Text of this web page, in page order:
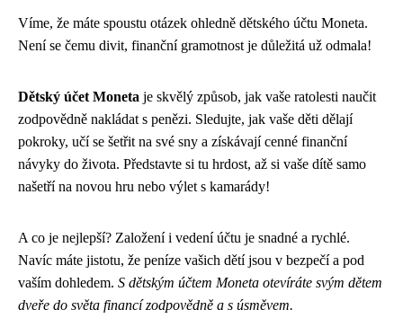
Víme, že máte spoustu otázek ohledně dětského účtu Moneta.
Není se čemu divit, finanční gramotnost je důležitá už odmala!
Dětský účet Moneta je skvělý způsob, jak vaše ratolesti naučit
zodpovědně nakládat s penězi. Sledujte, jak vaše děti dělají
pokroky, učí se šetřit na své sny a získávají cenné finanční
návyky do života. Představte si tu hrdost, až si vaše dítě samo
našetří na novou hru nebo výlet s kamarády!
A co je nejlepší? Založení i vedení účtu je snadné a rychlé.
Navíc máte jistotu, že peníze vašich dětí jsou v bezpečí a pod
vaším dohledem. S dětským účtem Moneta otevíráte svým dětem
dveře do světa financí zodpovědně a s úsměvem.